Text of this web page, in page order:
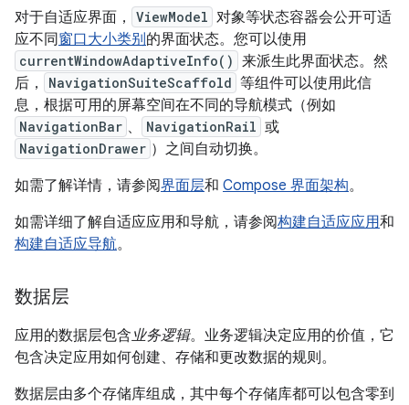
对于自适应界面， ViewModel 对象等状态容器会公开可适
应不同窗口大小类别的界面状态。您可以使用
currentWindowAdaptiveInfo() 来派生此界面状态。然
后，
NavigationSuiteScaffold 等组件可以使用此信
息，根据可用的屏幕空间在不同的导航模式（例如
NavigationBar 、 NavigationRail 或
NavigationDrawer ）之间自动切换。
如需了解详情，请参阅界面层和 Compose 界面架构。
如需详细了解自适应应用和导航，请参阅构建自适应应用和
构建自适应导航。
数据层
应用的数据层包含 业务逻辑。业务逻辑决定应用的价值，它
包含决定应用如何创建、存储和更改数据的规则。
数据层由多个存储库组成，其中每个存储库都可以包含零到